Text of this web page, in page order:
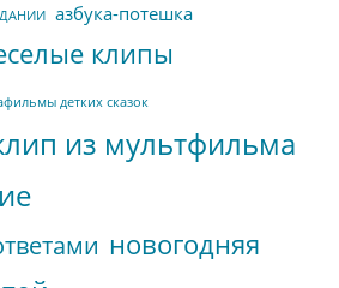
азбука-потешка
клипы
детких сказок
из мультфильма
новогодняя